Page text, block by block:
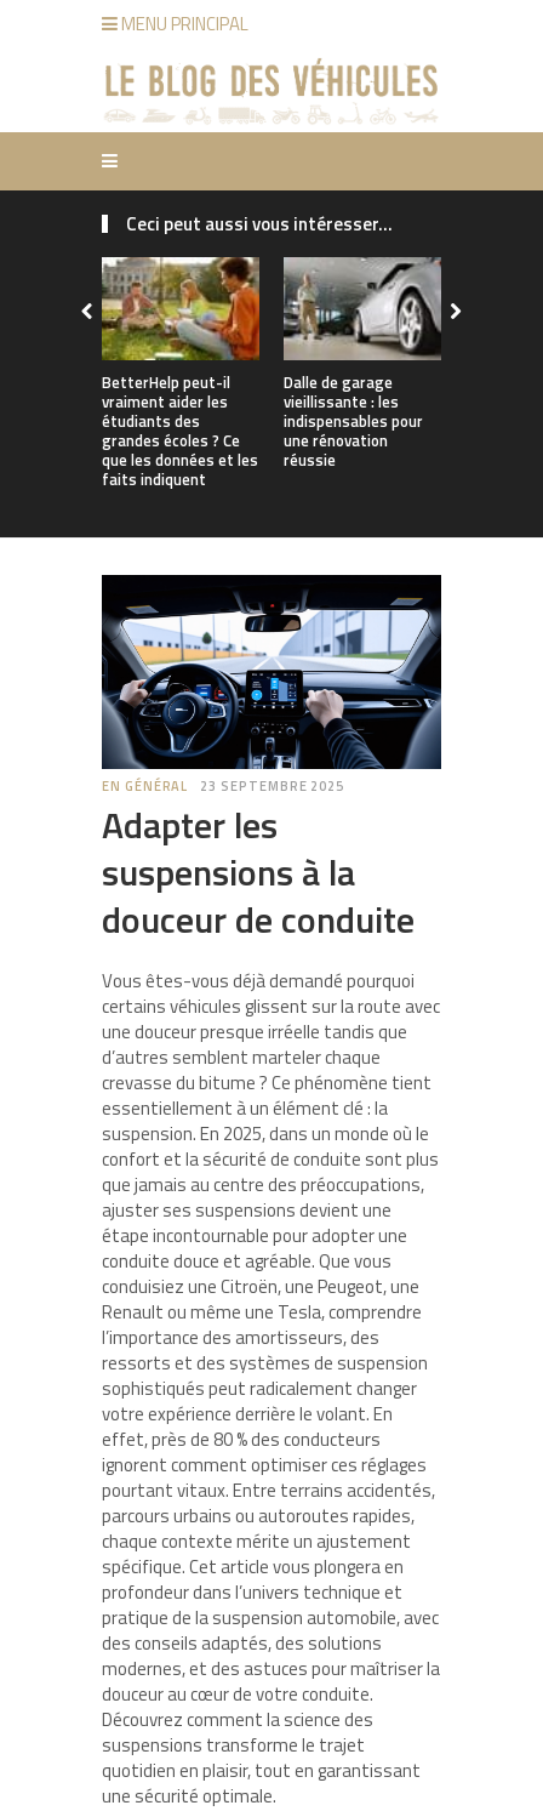
MENU PRINCIPAL
Ceci peut aussi vous intéresser...
BetterHelp peut-il
vraiment aider les
étudiants des
grandes écoles ? Ce
que les données et les
faits indiquent
Dalle de garage
vieillissante : les
indispensables pour
une rénovation
réussie
EN GÉNÉRAL 23 SEPTEMBRE 2025
Adapter les
suspensions à la
douceur de conduite
Vous êtes-vous déjà demandé pourquoi
certains véhicules glissent sur la route avec
une douceur presque irréelle tandis que
d’autres semblent marteler chaque
crevasse du bitume ? Ce phénomène tient
essentiellement à un élément clé : la
suspension. En 2025, dans un monde où le
confort et la sécurité de conduite sont plus
que jamais au centre des préoccupations,
ajuster ses suspensions devient une
étape incontournable pour adopter une
conduite douce et agréable. Que vous
conduisiez une Citroën, une Peugeot, une
Renault ou même une Tesla, comprendre
l’importance des amortisseurs, des
ressorts et des systèmes de suspension
sophistiqués peut radicalement changer
votre expérience derrière le volant. En
effet, près de 80 % des conducteurs
ignorent comment optimiser ces réglages
pourtant vitaux. Entre terrains accidentés,
parcours urbains ou autoroutes rapides,
chaque contexte mérite un ajustement
spécifique. Cet article vous plongera en
profondeur dans l’univers technique et
pratique de la suspension automobile, avec
des conseils adaptés, des solutions
modernes, et des astuces pour maîtriser la
douceur au cœur de votre conduite.
Découvrez comment la science des
suspensions transforme le trajet
quotidien en plaisir, tout en garantissant
une sécurité optimale.